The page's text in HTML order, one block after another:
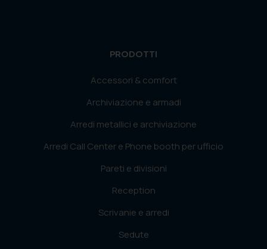
PRODOTTI
Accessori & comfort
Archiviazione e armadi
Arredi metallici e archiviazione
Arredi Call Center e Phone booth per ufficio
Pareti e divisioni
Reception
Scrivanie e arredi
Sedute